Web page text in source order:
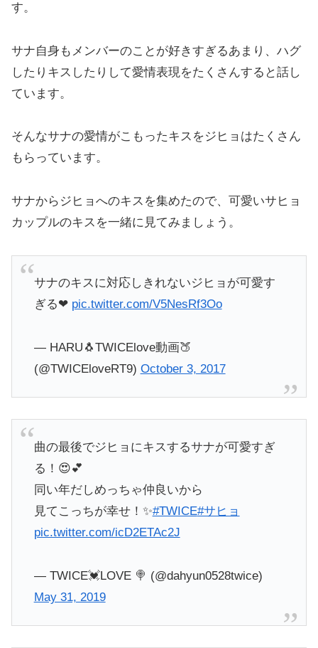
す。
サナ自身もメンバーのことが好きすぎるあまり、ハグ
したりキスしたりして愛情表現をたくさんすると話し
ています。
そんなサナの愛情がこもったキスをジヒョはたくさん
もらっています。
サナからジヒョへのキスを集めたので、可愛いサヒョ
カップルのキスを一緒に見てみましょう。
サナのキスに対応しきれないジヒョが可愛す
ぎる❤ pic.twitter.com/V5NesRf3Oo
— HARU🐧TWICElove動画🍑
(@TWICEloveRT9) October 3, 2017
曲の最後でジヒョにキスするサナが可愛すぎ
る！😍💕
同い年だしめっちゃ仲良いから
見てこっちが幸せ！✨#TWICE#サヒョ
pic.twitter.com/icD2ETAc2J
— TWICE💓LOVE 🍭 (@dahyun0528twice)
May 31, 2019